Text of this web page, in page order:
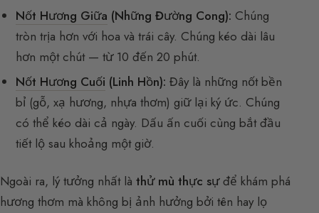
Nốt Hương Giữa (Những Đường Cong): Chúng
tròn trịa hơn với hoa và trái cây. Chúng kéo dài lâu
hơn một chút — từ 10 đến 20 phút.
Nốt Hương Cuối (Linh Hồn): Đây là những nốt bền
bỉ (gỗ, xạ hương, nhựa thơm) giữ lại ký ức. Chúng
có thể kéo dài cả ngày. Dấu ấn cuối cùng bắt đầu
tiết lộ sau khoảng một giờ.
Ngoài ra, lý tưởng nhất là thử mù thực sựđể khám phá
hương thơm mà không bị ảnh hưởng bởi tên hay lọ